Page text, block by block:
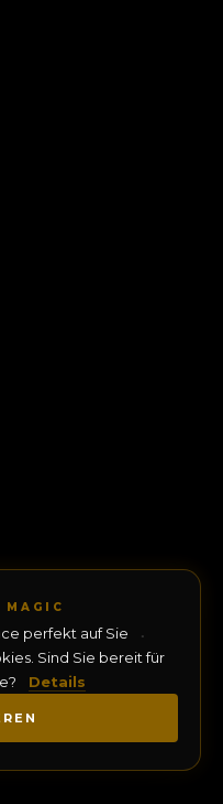
perfekt auf Sie
Sind Sie bereit für
Details